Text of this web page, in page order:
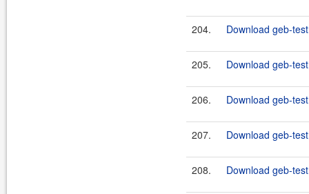
204. Download geb-
205. Download geb-
206. Download geb-
207. Download geb-
208. Download geb-